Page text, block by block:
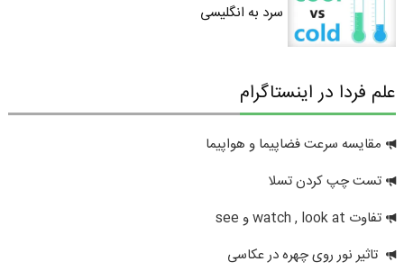
سرد به انگلیسی
علم فردا در اینستاگرام
مقایسه سرعت فضاپیما و هواپیما
تست چپ کردن تسلا
تفاوت watch , look at و see
تاثیر نور روی چهره در عکاسی